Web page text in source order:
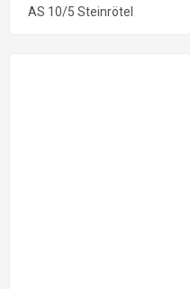
AS 10/5 Steinrötel